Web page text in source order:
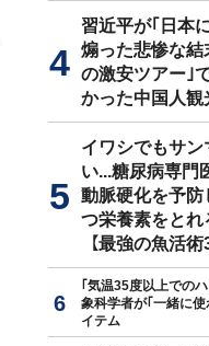
習近平が｢日本
煽った悲惨な
の激安ツアー｣
かった中国人観
イワシでもサン
い...糖尿病専門
動脈硬化を予防
つ栄養素をとれ
【最強の魚活術
｢気温35度以上での
象科学者が｢一緒に
イテム